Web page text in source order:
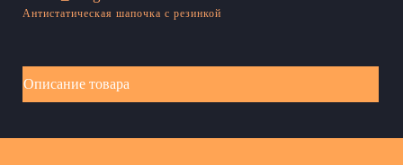
Антистатическая шапочка с резинкой
Описание товара